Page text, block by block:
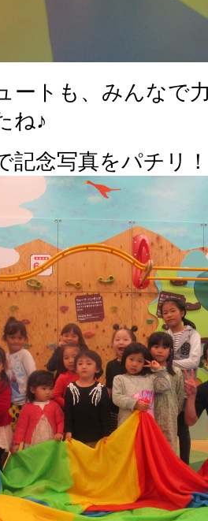
ートも、みんなで
ね♪
記念写真をパチリ！